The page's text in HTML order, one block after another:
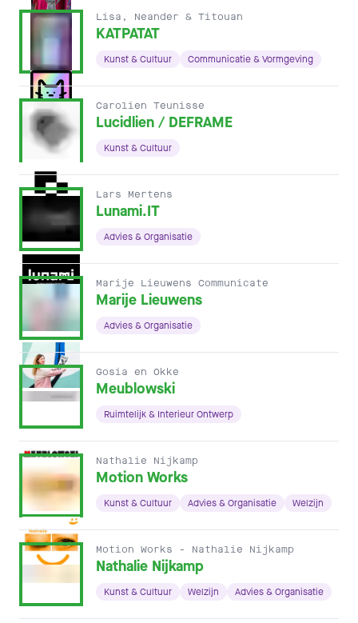
Lisa, Neander & Titouan
KATPATAT
Kunst & Cultuur Communicatie & Vormgeving
Carolien Teunisse
Lucidlien / DEFRAME
Kunst & Cultuur
Lars Mertens
Lunami.IT
Advies & Organisatie
Marije Lieuwens Communicate
Marije Lieuwens
Advies & Organisatie
Gosia en Okke
Meublowski
Ruimtelijk & Interieur Ontwerp
Nathalie Nijkamp
Motion Works
Kunst & Cultuur Advies & Organisatie Welzijn
Motion Works - Nathalie Nijkamp
Nathalie Nijkamp
Kunst & Cultuur Welzijn Advies & Organisatie